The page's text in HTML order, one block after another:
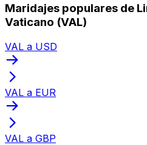
Maridajes populares de
Vaticano (VAL)
VAL a USD
VAL a EUR
VAL a GBP